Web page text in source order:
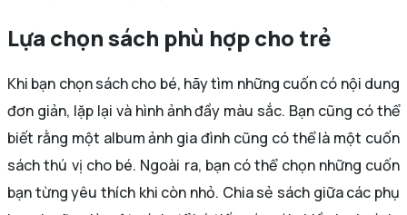
Lựa chọn sách phù hợp cho trẻ
Khi bạn chọn sách cho bé, hãy tìm những cuốn có nội dung
đơn giản, lặp lại và hình ảnh đầy màu sắc. Bạn cũng có thể
biết rằng một album ảnh gia đình cũng có thể là một cuốn
sách thú vị cho bé. Ngoài ra, bạn có thể chọn những cuốn
bạn từng yêu thích khi còn nhỏ. Chia sẻ sách giữa các phụ